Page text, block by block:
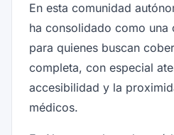
En esta comunidad
ha consolidado como
para quienes buscan
completa, con especial
accesibilidad y la
médicos.